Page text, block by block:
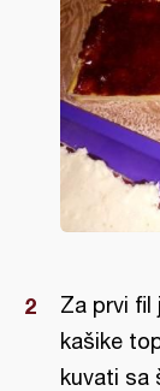
Za prvi fil
kašike
kuvati sa